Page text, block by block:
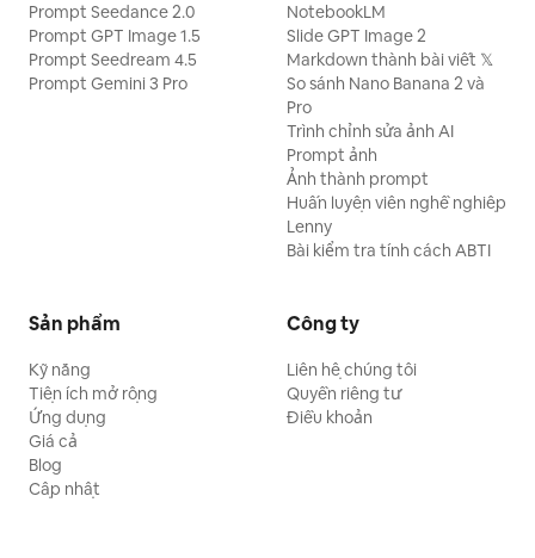
Prompt Seedance 2.0
Prompt GPT Image 1.5
Prompt Seedream 4.5
Prompt Gemini 3 Pro
NotebookLM
Slide GPT Image 2
Markdown thành bài viết 𝕏
So sánh Nano Banana 2 và
Pro
Trình chỉnh sửa ảnh AI
Prompt ảnh
Ảnh thành prompt
Huấn luyện viên nghề nghiệp
Lenny
Bài kiểm tra tính cách ABTI
Sản phẩm
Kỹ năng
Tiện ích mở rộng
Ứng dụng
Giá cả
Blog
Cập nhật
Công ty
Liên hệ chúng tôi
Quyền riêng tư
Điều khoản